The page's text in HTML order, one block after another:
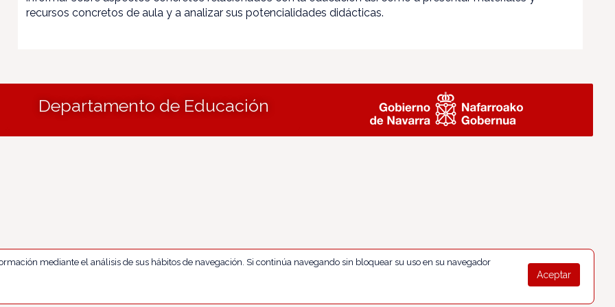
recursos concretos de aula y a analizar sus potencialidades didácticas.
Departamento de Educación
Aceptar
mediante el análisis de sus hábitos de navegación. Si continúa navegando sin bloquear su uso en su navegador